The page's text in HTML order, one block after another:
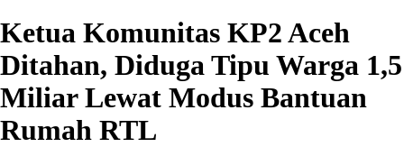
Ketua Komunitas KP2 Aceh
Ditahan, Diduga Tipu Warga 1,5
Miliar Lewat Modus Bantuan
Rumah RTL